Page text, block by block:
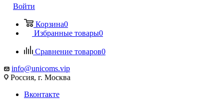
Войти
Корзина0
Избранные товары0
Сравнение товаров0
info@unicoms.vip
Россия, г. Москва
Вконтакте